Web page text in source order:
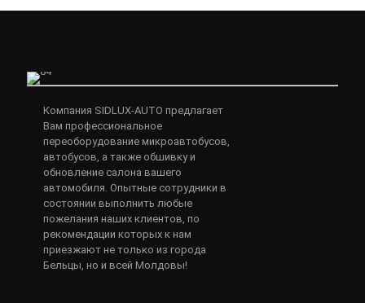
Компания SIDLUX-AUTO предлагает
Вам профессиональное
переоборудование микроавтобусов,
автобусов, а также обшивку и
обновление салона вашего
автомобиля. Опытные сотрудники в
состоянии выполнить любые
пожелания наших клиентов, по
рекомендации которых к нам
приезжают не только из города
Бельцы, но и всей Молдовы!